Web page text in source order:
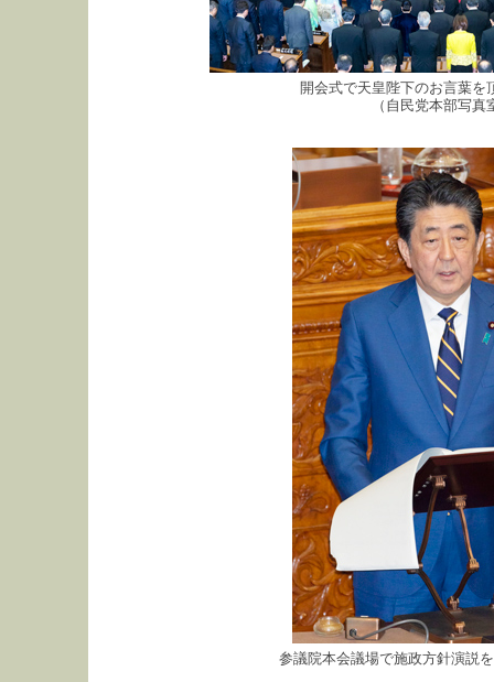
開会式で天皇陛下のお言葉を
（自民党本部写真
参議院本会議場で施政方針演説